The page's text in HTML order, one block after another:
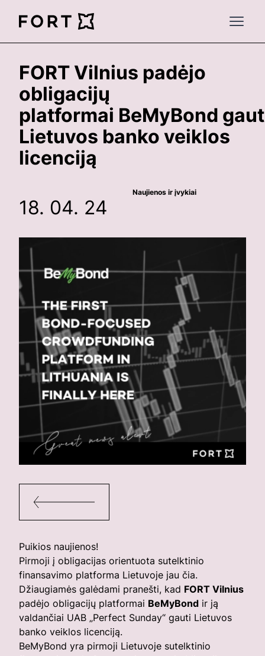
FortLegal
Open
FORT Vilnius padėjo
obligacijų
platformai BeMyBond
Lietuvos banko veiklos
licenciją
Naujienos ir įvykiai
18. 04. 24
Puikios naujienos!
Pirmoji į obligacijas orientuota sutelktinio
finansavimo platforma Lietuvoje jau čia.
Džiaugiamės galėdami pranešti, kad FORT Vilnius
padėjo obligacijų platformai BeMyBond ir ją
valdančiai UAB „Perfect Sunday“ gauti Lietuvos
banko veiklos licenciją.
BeMyBond yra pirmoji Lietuvoje sutelktinio